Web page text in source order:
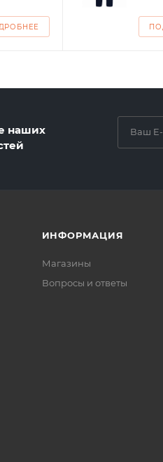
наших
ИНФОРМАЦИЯ
Магазины
Вопросы и ответы